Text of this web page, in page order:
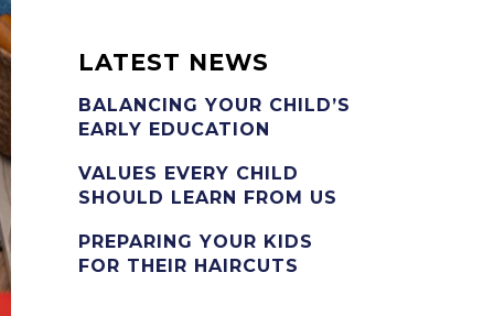
LATEST NEWS
BALANCING YOUR CHILD’S
EARLY EDUCATION
VALUES EVERY CHILD
SHOULD LEARN FROM US
PREPARING YOUR KIDS
FOR THEIR HAIRCUTS